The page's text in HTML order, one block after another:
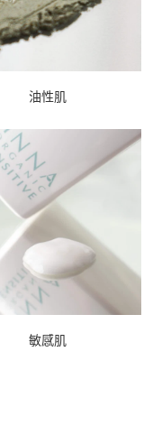
油性肌
敏感肌